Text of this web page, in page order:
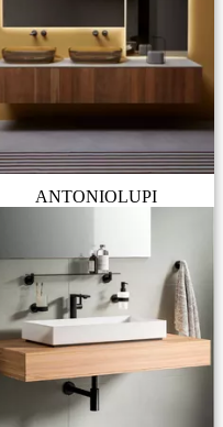
ANTONIOLUPI